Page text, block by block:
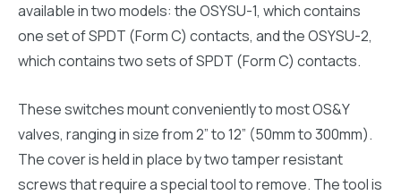
available in two models: the OSYSU-1, which contains
one set of SPDT (Form C) contacts, and the OSYSU-2,
which contains two sets of SPDT (Form C) contacts.
These switches mount conveniently to most OS&Y
valves, ranging in size from 2” to 12” (50mm to 300mm).
The cover is held in place by two tamper resistant
screws that require a special tool to remove. The tool is